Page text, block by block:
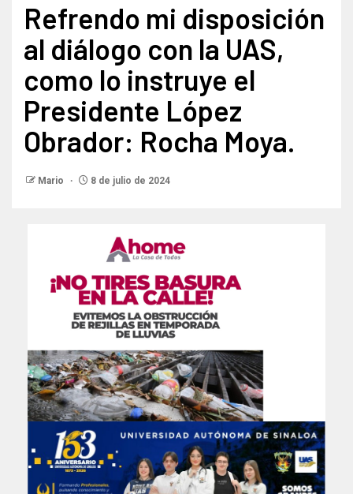
Refrendo mi disposición
al diálogo con la UAS,
como lo instruye el
Presidente López
Obrador: Rocha Moya.
Mario 8 de julio de 2024